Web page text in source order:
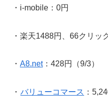
・i-mobile：0円
・楽天1488円、66クリッ
・ A8.net：428円（9/3）
・ バリューコマース ：